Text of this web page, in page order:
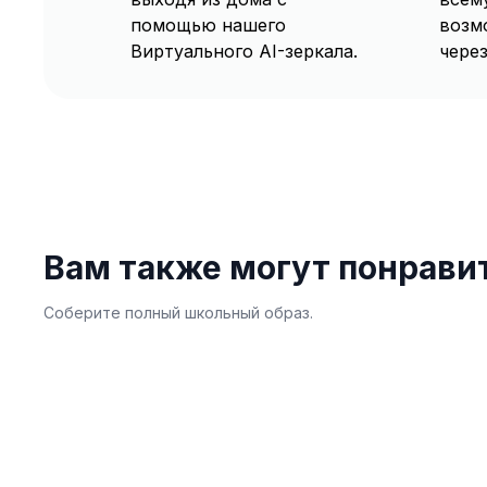
помощью нашего
Виртуального AI-зеркала.
Вам также могут
Соберите полный школьный образ.